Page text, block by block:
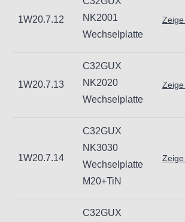
1W20.7.12
NK2001
Wechselplatte
1W20.7.13
C32GUX
NK2020
Wechselplatte
1W20.7.14
C32GUX
NK3030
Wechselplatte
M20+TiN
C32GUX